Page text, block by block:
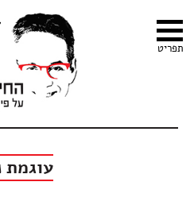
עוגמת
תפריט